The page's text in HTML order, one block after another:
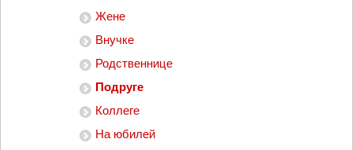
Жене
Внучке
Родственнице
Подруге
Коллеге
На юбилей